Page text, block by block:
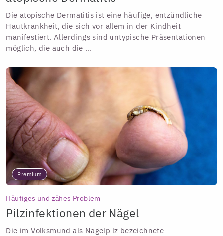
Die atopische Dermatitis ist eine häufige, entzündliche
Hautkrankheit, die sich vor allem in der Kindheit
manifestiert. Allerdings sind untypische Präsentationen
möglich, die auch die ...
Premium
Häufiges und zähes Problem
Pilzinfektionen der Nägel
Die im Volksmund als Nagelpilz bezeichnete